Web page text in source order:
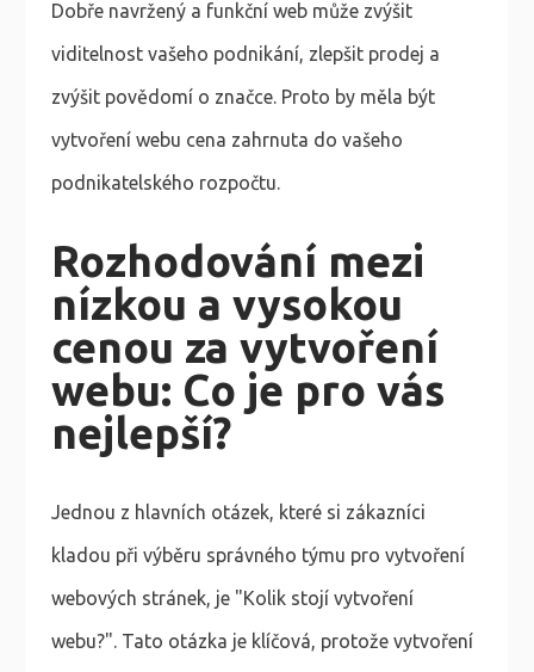
Dobře navržený a funkční web může zvýšit
viditelnost vašeho podnikání, zlepšit prodej a
zvýšit povědomí o značce. Proto by měla být
vytvoření webu cena zahrnuta do vašeho
podnikatelského rozpočtu.
Rozhodování mezi
nízkou a vysokou
cenou za vytvoření
webu: Co je pro vás
nejlepší?
Jednou z hlavních otázek, které si zákazníci
kladou při výběru správného týmu pro vytvoření
webových stránek, je "Kolik stojí vytvoření
webu?". Tato otázka je klíčová, protože vytvoření